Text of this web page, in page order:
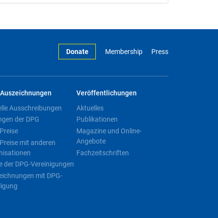
Donate Membership Press
Ausschreibungen
der DPG
mit anderen
der DPG-Vereinigungen
mit DPG-
Veröffentlichungen
Aktuelles
Publikationen
Magazine und Online-
Angebote
Fachzeitschriften